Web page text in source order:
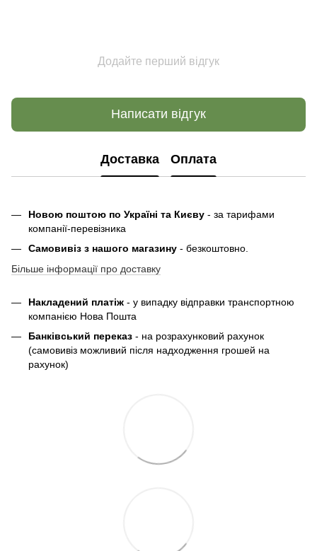
Додайте перший відгук
Написати відгук
Доставка Оплата
Новою поштою по Україні та Києву - за тарифами
компанії-перевізника
Самовивіз з нашого магазину - безкоштовно.
Більше інформації про доставку
Накладений платіж - у випадку відправки транспортною
компанією Нова Пошта
Банківський переказ - на розрахунковий рахунок
(самовивіз можливий після надходження грошей на
рахунок)